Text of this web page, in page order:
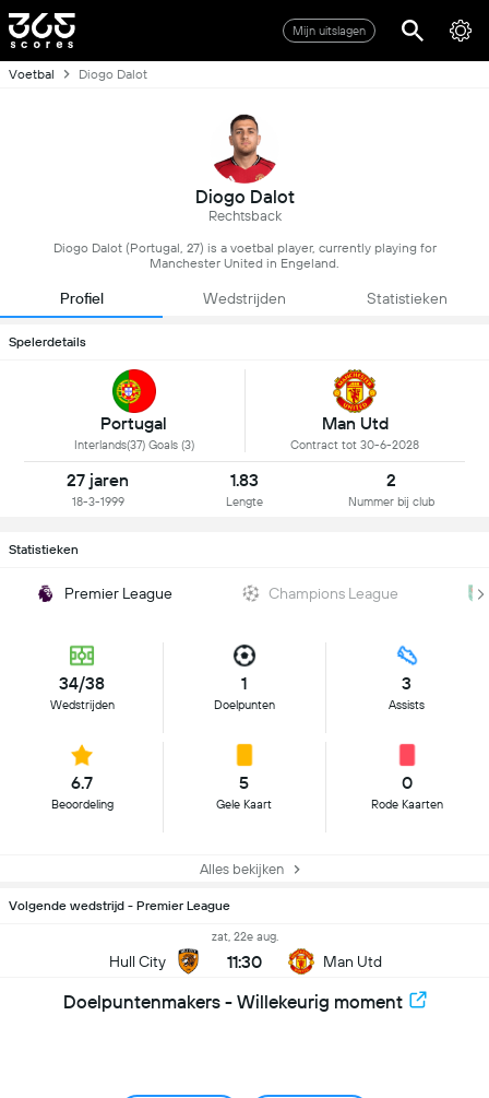
Mijn uitslagen
Voetbal Diogo Dalot
Diogo Dalot
Rechtsback
Diogo Dalot (Portugal, 27) is a voetbal player, currently playing for
Manchester United in Engeland.
Profiel Wedstrijden Statistieken
Spelerdetails
Portugal
Interlands(37) Goals (3)
Man Utd
Contract tot 30-6-2028
27 jaren
18-3-1999
1.83
Lengte
2
Nummer bij club
Statistieken
Premier League Champions League
34/38
Wedstrijden
1
Doelpunten
3
Assists
6.7
Beoordeling
5
Gele Kaart
0
Rode Kaarten
Alles bekijken
Volgende wedstrijd - Premier League
Hull City
zat, 22e aug.
11:30 Man Utd
Doelpuntenmakers - Willekeurig moment